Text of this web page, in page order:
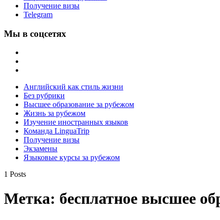
Получение визы
Telegram
Мы в соцсетях
Английский как стиль жизни
Без рубрики
Высшее образование за рубежом
Жизнь за рубежом
Изучение иностранных языков
Команда LinguaTrip
Получение визы
Экзамены
Языковые курсы за рубежом
1 Posts
Метка: бесплатное высшее